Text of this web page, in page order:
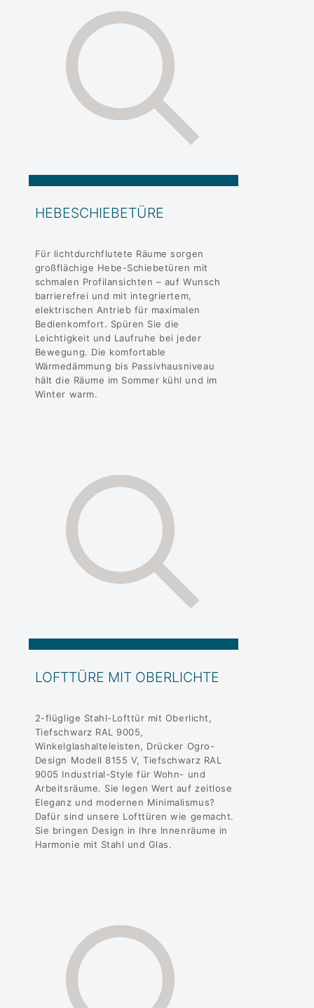
HEBESCHIEBETÜRE
Für lichtdurchflutete Räume sorgen
großflächige Hebe-Schiebetüren mit
schmalen Profilansichten – auf Wunsch
barrierefrei und mit integriertem,
elektrischen Antrieb für maximalen
Bedienkomfort. Spüren Sie die
Leichtigkeit und Laufruhe bei jeder
Bewegung. Die komfortable
Wärmedämmung bis Passivhausniveau
hält die Räume im Sommer kühl und im
Winter warm.
LOFTTÜRE MIT OBERLICHTE
2-flüglige Stahl-Lofttür mit Oberlicht,
Tiefschwarz RAL 9005,
Winkelglashalteleisten, Drücker Ogro-
Design Modell 8155 V, Tiefschwarz RAL
9005 Industrial-Style für Wohn- und
Arbeitsräume. Sie legen Wert auf zeitlose
Eleganz und modernen Minimalismus?
Dafür sind unsere Lofttüren wie gemacht.
Sie bringen Design in Ihre Innenräume in
Harmonie mit Stahl und Glas.